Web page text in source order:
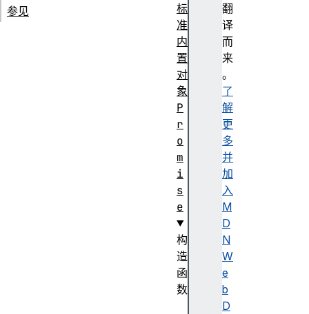
翻
译
而
来
。
了
解
更
多
并
加
入
M
D
N
W
e
b
D
参见
标
准
内
置
对
象
P
r
o
m
i
s
e
构
造
函
数